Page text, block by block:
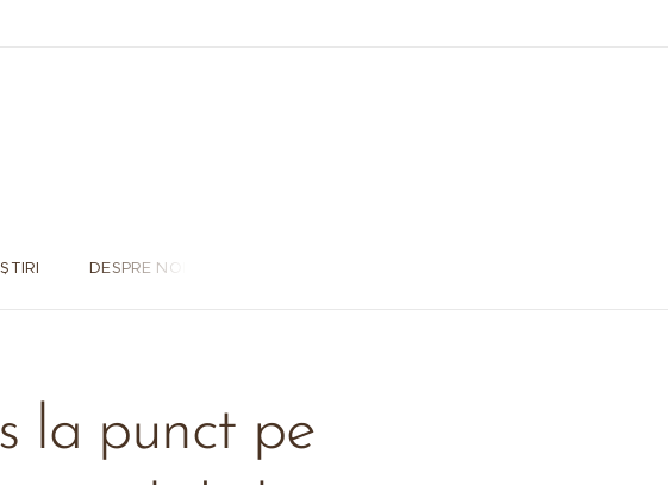
ȘTIRI DESPRE NOI
la punct pe